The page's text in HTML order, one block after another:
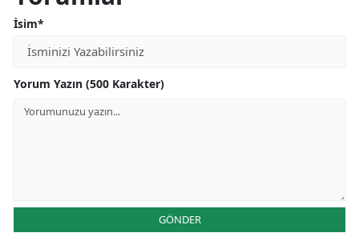
İsim*
Yorum Yazın (500 Karakter)
GÖNDER